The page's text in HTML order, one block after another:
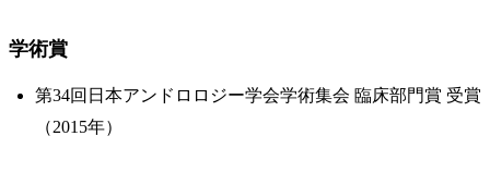
学術賞
第34回日本アンドロロジー学会学術集会 臨床部門賞 受賞
（2015年）